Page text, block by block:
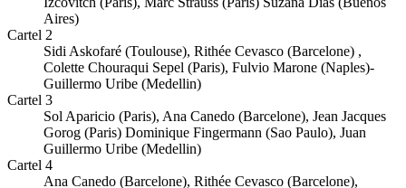
Aires)
Cartel 2
Sidi Askofaré (Toulouse), Rithée Cevasco (Barcelone) ,
Colette Chouraqui Sepel (Paris), Fulvio Marone (Naples)-
Guillermo Uribe (Medellin)
Cartel 3
Sol Aparicio (Paris), Ana Canedo (Barcelone), Jean Jacques
Gorog (Paris) Dominique Fingermann (Sao Paulo), Juan
Guillermo Uribe (Medellin)
Cartel 4
Ana Canedo (Barcelone), Rithée Cevasco (Barcelone),